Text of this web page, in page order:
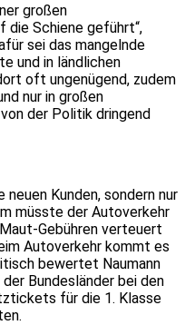
großen
die Schiene geführt“,
sei das mangelnde
und in ländlichen
oft ungenügend, zudem
nur in großen
der Politik dringend
neuen Kunden, sondern nur
müsste der Autoverkehr
Gebühren verteuert
Autoverkehr kommt es
bewertet Naumann
Bundesländer bei den
für die 1. Klasse